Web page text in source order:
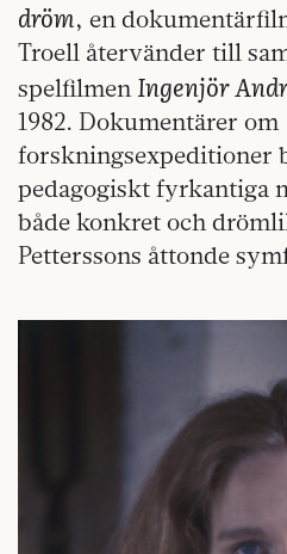
dröm, en
Troell återvänder till
spelfilmen Ingenjör
1982. Dokumentärer om
forskningsexpeditioner
pedagogiskt fyrkantiga
både konkret och
Petterssons åttonde